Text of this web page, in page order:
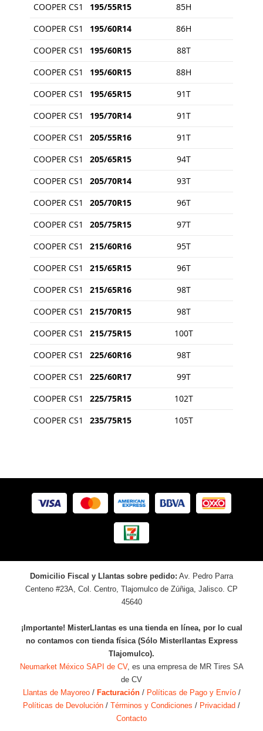
COOPER CS1
195/55R15
85H
COOPER CS1
195/60R14
86H
COOPER CS1
195/60R15
88T
COOPER CS1
195/60R15
88H
COOPER CS1
195/65R15
91T
COOPER CS1
195/70R14
91T
COOPER CS1
205/55R16
91T
COOPER CS1
205/65R15
94T
COOPER CS1
205/70R14
93T
COOPER CS1
205/70R15
96T
COOPER CS1
205/75R15
97T
COOPER CS1
215/60R16
95T
COOPER CS1
215/65R15
96T
COOPER CS1
215/65R16
98T
COOPER CS1
215/70R15
98T
COOPER CS1
215/75R15
100T
COOPER CS1
225/60R16
98T
COOPER CS1
225/60R17
99T
COOPER CS1
225/75R15
102T
COOPER CS1
235/75R15 105T
Domicilio Fiscal y Llantas sobre pedido: Av. Pedro Parra
Centeno #23A, Col. Centro, Tlajomulco de Zúñiga, Jalisco. CP
45640
¡Importante! MisterLlantas es una tienda en línea, por lo cual
no contamos con tienda física (Sólo Misterllantas Express
Tlajomulco).
Neumarket México SAPI de CV, es una empresa de MR Tires SA
de CV
Llantas de Mayoreo/ Facturación/ Políticas de Pago y Envío/
Políticas de Devolución / Términos y Condiciones / Privacidad /
Contacto